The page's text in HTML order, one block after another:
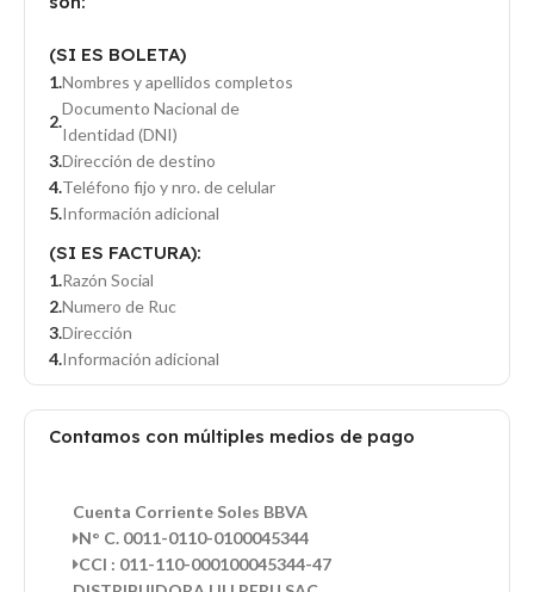
(SI ES BOLETA)
Nombres y apellidos completos
Documento Nacional de
Identidad (DNI)
Dirección de destino
Teléfono fijo y nro. de celular
Información adicional
(SI ES FACTURA):
Razón Social
Numero de Ruc
Dirección
Información adicional
Contamos con múltiples medios de pago
Cuenta Corriente Soles BBVA
N° C. 0011-0110-0100045344
CCI : 011-110-000100045344-47